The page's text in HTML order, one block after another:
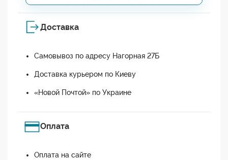
Доставка
Самовывоз по адресу Нагорная 27Б
Доставка курьером по Киеву
«Новой Почтой» по Украине
Оплата
Оплата на сайте